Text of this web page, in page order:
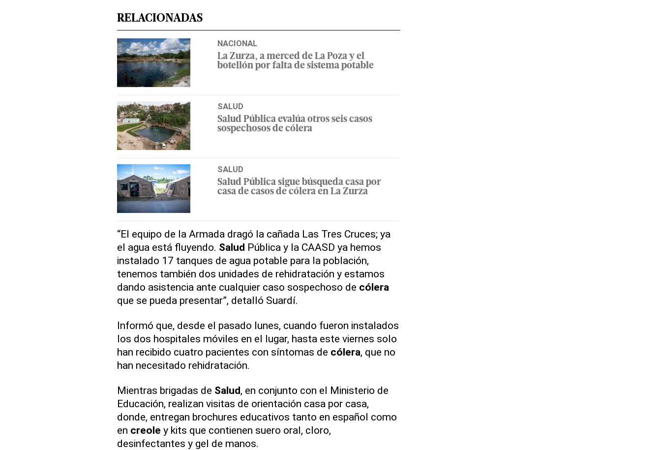
RELACIONADAS
NACIONAL
La Zurza, a merced de La Poza y el
botellón por falta de sistema potable
SALUD
Salud Pública evalúa otros seis casos
sospechosos de cólera
SALUD
Salud Pública sigue búsqueda casa por
casa de casos de cólera en La Zurza
“El equipo de la Armada dragó la cañada Las Tres Cruces; ya
el agua está fluyendo. Salud Pública y la CAASD ya hemos
instalado 17 tanques de agua potable para la población,
tenemos también dos unidades de rehidratación y estamos
dando asistencia ante cualquier caso sospechoso de cólera
que se pueda presentar”, detalló Suardí.
Informó que, desde el pasado lunes, cuando fueron instalados
los dos hospitales móviles en el lugar, hasta este viernes solo
han recibido cuatro pacientes con síntomas de cólera, que no
han necesitado rehidratación.
Mientras brigadas de Salud, en conjunto con el Ministerio de
Educación, realizan visitas de orientación casa por casa,
donde, entregan brochures educativos tanto en español como
en creole y kits que contienen suero oral, cloro,
desinfectantes y gel de manos.